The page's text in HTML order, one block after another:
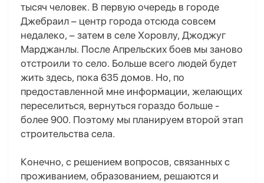
тысяч человек. В первую очередь в городе
Джебраил – центр города отсюда совсем
недалеко, – затем в селе Хоровлу, Джоджуг
Марджанлы. После Апрельских боев мы заново
отстроили то село. Больше всего людей будет
жить здесь, пока 635 домов. Но, по
предоставленной мне информации, желающих
переселиться, вернуться гораздо больше -
более 900. Поэтому мы планируем второй этап
строительства села.
Конечно, с решением вопросов, связанных с
проживанием, образованием, решаются и